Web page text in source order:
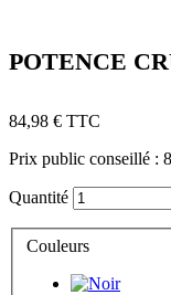
POTENCE
84,98 € TTC
Prix public conseillé :
Quantité
Couleurs